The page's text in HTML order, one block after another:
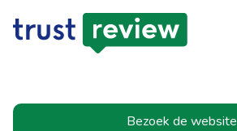
Bezoek de website